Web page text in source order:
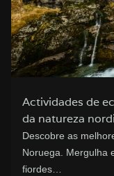
Actividades de
da natureza
Descobre as
Noruega. Mergulha
fiordes…